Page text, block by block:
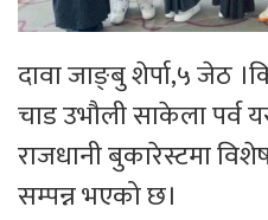
दावा जाङ्बु शेर्पा,५ जेठ
चाड उभौली साकेला पर्व
राजधानी बुकारेस्टमा
सम्पन्न भएको छ।